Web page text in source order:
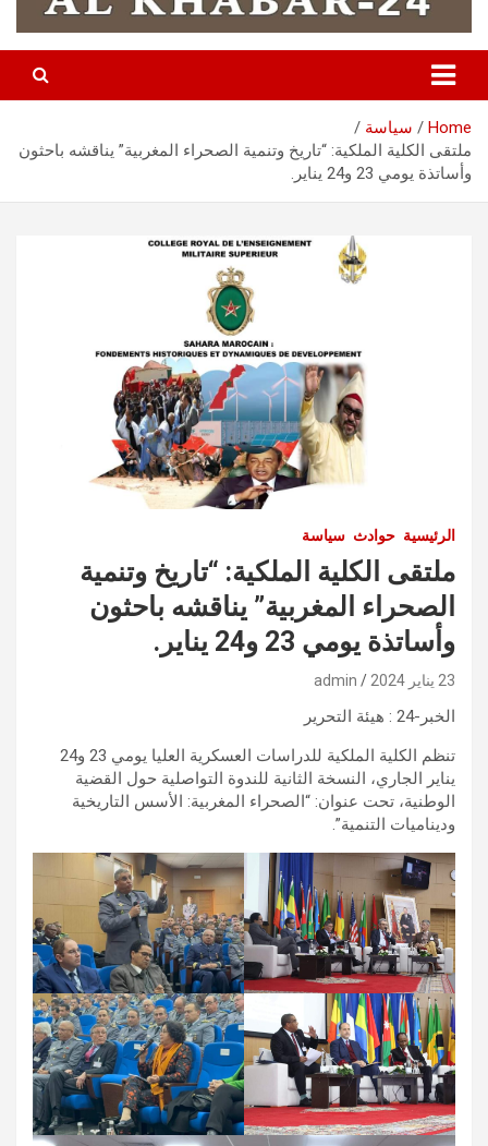
Home
سياسة
ملتقى الكلية الملكية: “تاريخ وتنمية الصحراء المغربية” يناقشه باحثون
وأساتذة يومي 23 و24 يناير.
الرئيسية حوادث سياسة
ملتقى الكلية الملكية: “تاريخ وتنمية
الصحراء المغربية” يناقشه باحثون
وأساتذة يومي 23 و24 يناير.
23 يناير 2024 admin
الخبر-24 : هيئة التحرير
تنظم الكلية الملكية للدراسات العسكرية العليا يومي 23 و24
يناير الجاري، النسخة الثانية للندوة التواصلية حول القضية
الوطنية، تحت عنوان: “الصحراء المغربية: الأسس التاريخية
وديناميات التنمية”.